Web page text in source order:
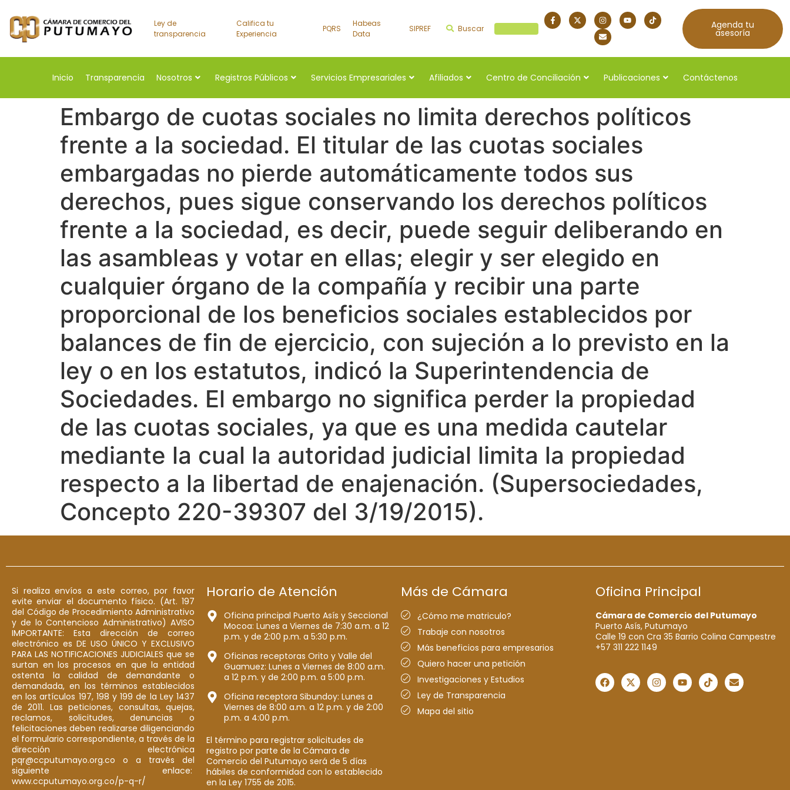
Ley de
transparencia
Califica tu
Experiencia
PQRS
Habeas
Data
SIPREF Buscar Agenda tu
asesoría
Inicio Transparencia Nosotros Registros Públicos Servicios Empresariales Afiliados Centro de Conciliación Publicaciones Contáctenos
Embargo de cuotas sociales no limita derechos políticos
frente a la sociedad. El titular de las cuotas sociales
embargadas no pierde automáticamente todos sus
derechos, pues sigue conservando los derechos políticos
frente a la sociedad, es decir, puede seguir deliberando en
las asambleas y votar en ellas; elegir y ser elegido en
cualquier órgano de la compañía y recibir una parte
proporcional de los beneficios sociales establecidos por
balances de fin de ejercicio, con sujeción a lo previsto en la
ley o en los estatutos, indicó la Superintendencia de
Sociedades. El embargo no significa perder la propiedad
de las cuotas sociales, ya que es una medida cautelar
mediante la cual la autoridad judicial limita la propiedad
respecto a la libertad de enajenación. (Supersociedades,
Concepto 220-39307 del 3/19/2015).
Si realiza envíos a este correo, por favor
evite enviar el documento físico. (Art. 197
del Código de Procedimiento Administrativo
y de lo Contencioso Administrativo) AVISO
IMPORTANTE: Esta dirección de correo
electrónico es DE USO ÚNICO Y EXCLUSIVO
PARA LAS NOTIFICACIONES JUDICIALES que se
surtan en los procesos en que la entidad
ostenta la calidad de demandante o
demandada, en los términos establecidos
en los artículos 197, 198 y 199 de la Ley 1437
de 2011. Las peticiones, consultas, quejas,
reclamos, solicitudes, denuncias o
felicitaciones deben realizarse diligenciando
el formulario correspondiente, a través de la
dirección electrónica
pqr@ccputumayo.org.co o a través del
siguiente enlace:
www.ccputumayo.org.co/p-q-r/
Horario de Atención
Oficina principal Puerto Asís y Seccional
Mocoa: Lunes a Viernes de 7:30 a.m. a 12
p.m. y de 2:00 p.m. a 5:30 p.m.
Oficinas receptoras Orito y Valle del
Guamuez: Lunes a Viernes de 8:00 a.m.
a 12 p.m. y de 2:00 p.m. a 5:00 p.m.
Oficina receptora Sibundoy: Lunes a
Viernes de 8:00 a.m. a 12 p.m. y de 2:00
p.m. a 4:00 p.m.
El término para registrar solicitudes de
registro por parte de la Cámara de
Comercio del Putumayo será de 5 días
hábiles de conformidad con lo establecido
en la Ley 1755 de 2015.
Más de Cámara
¿Cómo me matriculo?
Trabaje con nosotros
Más beneficios para empresarios
Quiero hacer una petición
Investigaciones y Estudios
Ley de Transparencia
Mapa del sitio
Oficina Principal
Cámara de Comercio del Putumayo
Puerto Asís, Putumayo
Calle 19 con Cra 35 Barrio Colina Campestre
+57 311 222 1149